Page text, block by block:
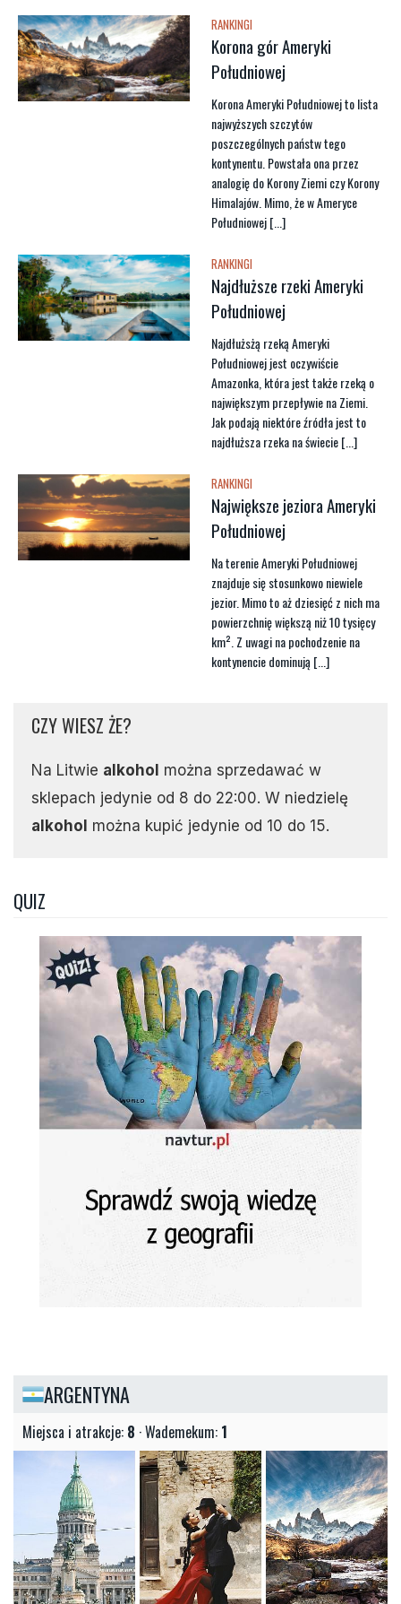
RANKINGI
Korona gór Ameryki
Południowej
Korona Ameryki Południowej to lista
najwyższych szczytów
poszczególnych państw tego
kontynentu. Powstała ona przez
analogię do Korony Ziemi czy Korony
Himalajów. Mimo, że w Ameryce
Południowej [...]
RANKINGI
Najdłuższe rzeki Ameryki
Południowej
Najdłużsżą rzeką Ameryki
Południowej jest oczywiście
Amazonka, która jest także rzeką o
największym przepływie na Ziemi.
Jak podają niektóre źródła jest to
najdłuższa rzeka na świecie [...]
RANKINGI
Największe jeziora Ameryki
Południowej
Na terenie Ameryki Południowej
znajduje się stosunkowo niewiele
jezior. Mimo to aż dziesięć z nich ma
powierzchnię większą niż 10 tysięcy
km². Z uwagi na pochodzenie na
kontynencie dominują [...]
CZY WIESZ ŻE?
Na Litwie alkohol można sprzedawać w
sklepach jedynie od 8 do 22:00. W niedzielę
alkohol można kupić jedynie od 10 do 15.
QUIZ
ARGENTYNA
Miejsca i atrakcje: 8 · Wademekum: 1